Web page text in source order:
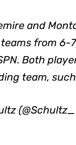
and
from 6-
Both
team,